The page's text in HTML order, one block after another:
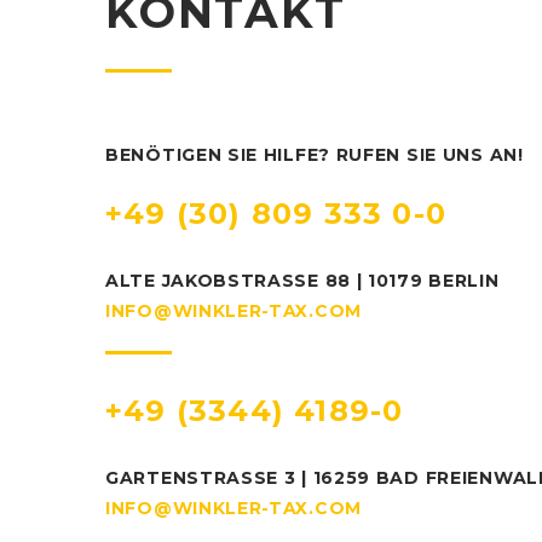
KONTAKT
BENÖTIGEN SIE HILFE? RUFEN SIE UNS AN!
+49 (30) 809 333 0-0
ALTE JAKOBSTRASSE 88 | 10179 BERLIN
INFO@WINKLER-TAX.COM
+49 (3344) 4189-0
GARTENSTRASSE 3 | 16259 BAD
INFO@WINKLER-TAX.COM